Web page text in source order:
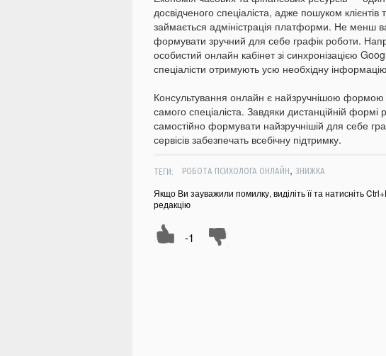
досвідченого спеціаліста, адже пошуком
займається адміністрація платформи. Не менш
формувати зручний для себе графік роботи.
особистий онлайн кабінет зі синхронізацією
спеціалісти отримують усю необхідну
Консультування онлайн є найзручнішою формою
самого спеціаліста. Завдяки дистанційній
самостійно формувати найзручнішій для себе
сервісів забезпечать всебічну підтримку.
ТЕГИ: РОБОТА ПСИХОЛОГА ОНЛАЙН, ЗНИЖКА
Якщо Ви зауважили помилку, виділіть її та натисніть
редакцію
-1